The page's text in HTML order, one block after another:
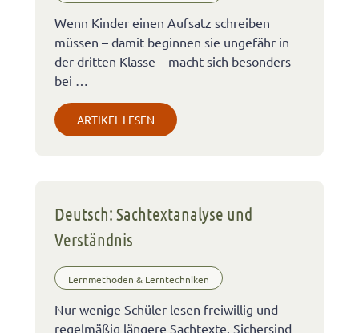
Wenn Kinder einen Aufsatz schreiben
müssen – damit beginnen sie ungefähr in
der dritten Klasse – macht sich besonders
bei …
ARTIKEL LESEN
Deutsch: Sachtextanalyse und
Verständnis
Lernmethoden & Lerntechniken
Nur wenige Schüler lesen freiwillig und
regelmäßig längere Sachtexte. Sichersind